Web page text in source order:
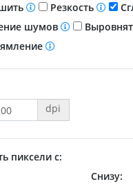
Резкость
шумов
dpi
пиксели с:
Снизу: